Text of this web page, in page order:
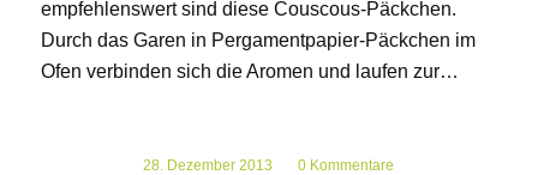
empfehlenswert sind diese Couscous-Päckchen.
Durch das Garen in Pergamentpapier-Päckchen im
Ofen verbinden sich die Aromen und laufen zur…
28. Dezember 2013
/ 0 Kommentare